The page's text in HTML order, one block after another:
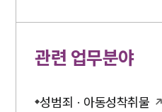
관련 업무분야
성범죄 · 아동성착취물